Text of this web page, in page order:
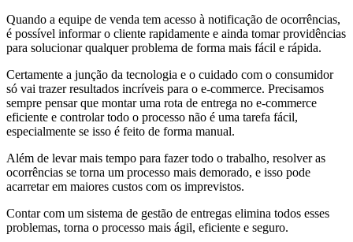
Quando a equipe de venda tem acesso à notificação de ocorrências,
é possível informar o cliente rapidamente e ainda tomar providências
para solucionar qualquer problema de forma mais fácil e rápida.
Certamente a junção da tecnologia e o cuidado com o consumidor
só vai trazer resultados incríveis para o e-commerce. Precisamos
sempre pensar que montar uma rota de entrega no e-commerce
eficiente e controlar todo o processo não é uma tarefa fácil,
especialmente se isso é feito de forma manual.
Além de levar mais tempo para fazer todo o trabalho, resolver as
ocorrências se torna um processo mais demorado, e isso pode
acarretar em maiores custos com os imprevistos.
Contar com um sistema de gestão de entregas elimina todos esses
problemas, torna o processo mais ágil, eficiente e seguro.